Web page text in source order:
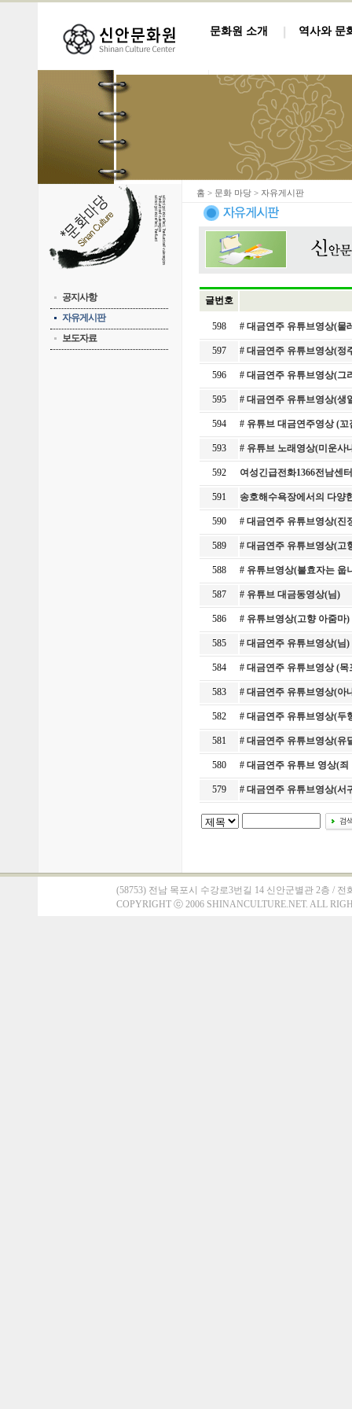
문화원 소개 역사와 문
공지사항
자유게시판
보도자료
홈 > 문화 마당 > 자유게시판
글번호
598 # 대금연주 유튜브영상(
597 # 대금연주 유튜브영상(
596 # 대금연주 유튜브영상(
595 # 대금연주 유튜브영상(
594 # 유튜브 대금연주영상 (
593 # 유튜브 노래영상(미운
592 여성긴급전화1366전남센
591 송호해수욕장에서의 다
590 # 대금연주 유튜브영상(
589 # 대금연주 유튜브영상(
588 # 유튜브영상(불효자는
587 # 유튜브 대금동영상(님)
586 # 유튜브영상(고향 아줌마
585 # 대금연주 유튜브영상(
584 # 대금연주 유튜브영상 (
583 # 대금연주 유튜브영상(
582 # 대금연주 유튜브영상(
581 # 대금연주 유튜브영상(
580 # 대금연주 유튜브 영상(
579 # 대금연주 유튜브영상(
(58753) 전남 목포시 수강로3번길 14 신안군별관 2층 / 전
COPYRIGHT ⓒ2006 SHINANCULTURE.NET. ALL